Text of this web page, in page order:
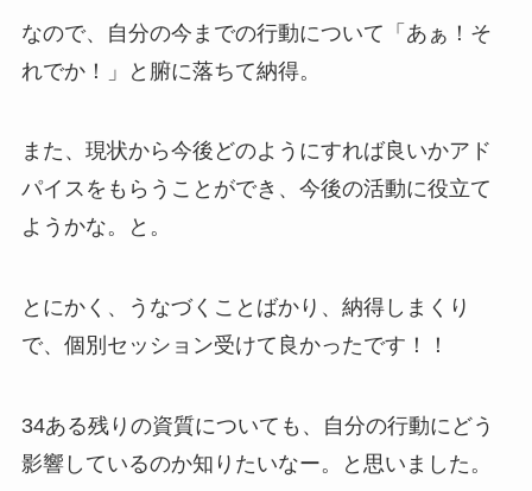
なので、自分の今までの行動について「あぁ！そ
れでか！」と腑に落ちて納得。
また、現状から今後どのようにすれば良いかアド
パイスをもらうことができ、今後の活動に役立て
ようかな。と。
とにかく、うなづくことばかり、納得しまくり
で、個別セッション受けて良かったです！！
34ある残りの資質についても、自分の行動にどう
影響しているのか知りたいなー。と思いました。